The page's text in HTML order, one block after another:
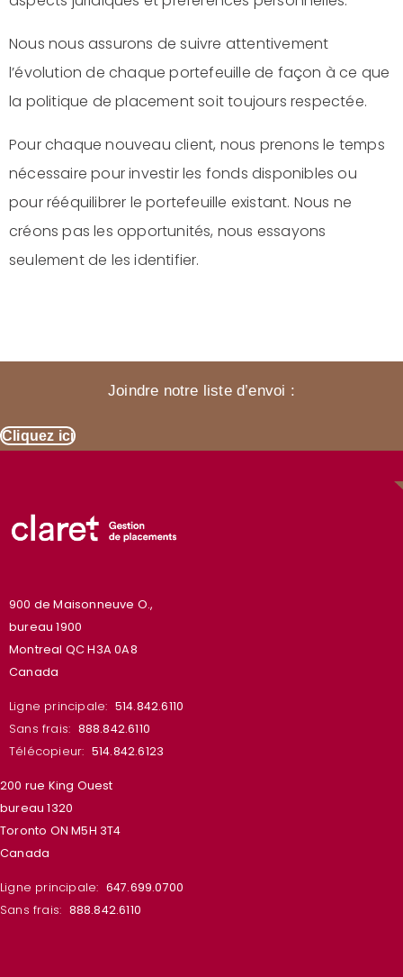
Nous nous assurons de suivre attentivement
l’évolution de chaque portefeuille de façon à ce que
la politique de placement soit toujours respectée.
Pour chaque nouveau client, nous prenons le temps
nécessaire pour investir les fonds disponibles ou
pour rééquilibrer le portefeuille existant. Nous ne
créons pas les opportunités, nous essayons
seulement de les identifier.
Joindre notre liste d’envoi :
Cliquez ici
900 de Maisonneuve O.,
bureau 1900
Montreal QC H3A 0A8
Canada
Ligne principale: 514.842.6110
Sans frais: 888.842.6110
Télécopieur: 514.842.6123
200 rue King Ouest
bureau 1320
Toronto ON M5H 3T4
Canada
Ligne principale: 647.699.0700
Sans frais: 888.842.6110